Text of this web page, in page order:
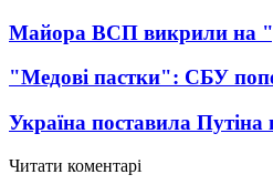
Майора ВСП викрили на
"Медові пастки": СБУ
Україна поставила
Читати коментарі